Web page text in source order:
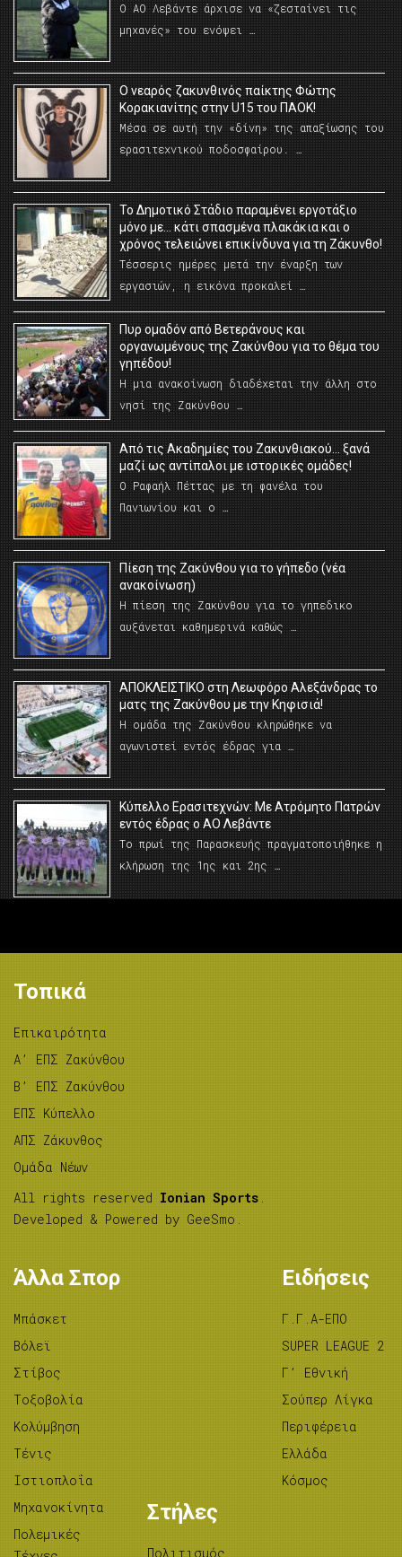
Ο ΑΟ Λεβάντε άρχισε να «ζεσταίνει τις
μηχανές» του ενόψει …
O νεαρός ζακυνθινός παίκτης Φώτης
Κορακιανίτης στην U15 του ΠΑΟΚ!
Μέσα σε αυτή την «δίνη» της απαξίωσης του
ερασιτεχνικού ποδοσφαίρου. …
Το Δημοτικό Στάδιο παραμένει εργοτάξιο
μόνο με… κάτι σπασμένα πλακάκια και ο
χρόνος τελειώνει επικίνδυνα για τη Ζάκυνθο!
Τέσσερις ημέρες μετά την έναρξη των
εργασιών, η εικόνα προκαλεί …
Πυρ ομαδόν από Βετεράνους και
οργανωμένους της Ζακύνθου για το θέμα του
γηπέδου!
Η μια ανακοίνωση διαδέχεται την άλλη στο
νησί της Ζακύνθου …
Από τις Ακαδημίες του Ζακυνθιακού… ξανά
μαζί ως αντίπαλοι με ιστορικές ομάδες!
Ο Ραφαήλ Πέττας με τη φανέλα του
Πανιωνίου και ο …
Πίεση της Ζακύνθου για το γήπεδο (νέα
ανακοίνωση)
Η πίεση της Ζακύνθου για το γηπεδικο
αυξάνεται καθημερινά καθώς …
AΠΟΚΛΕΙΣΤΙΚΟ στη Λεωφόρο Αλεξάνδρας το
ματς της Ζακύνθου με την Κηφισιά!
Η ομάδα της Ζακύνθου κληρώθηκε να
αγωνιστεί εντός έδρας για …
Κύπελλο Ερασιτεχνών: Με Ατρόμητο Πατρών
εντός έδρας ο ΑΟ Λεβάντε
Το πρωί της Παρασκευής πραγματοποιήθηκε η
κλήρωση της 1ης και 2ης …
Τοπικά
Επικαιρότητα
A’ ΕΠΣ Ζακύνθου
B’ ΕΠΣ Ζακύνθου
ΕΠΣ Κύπελλο
ΑΠΣ Ζάκυνθος
Ομάδα Νέων
All rights reserved Ionian Sports .
Developed & Powered by GeeSmo .
Άλλα Σπορ
Μπάσκετ
Βόλεϊ
Στίβος
Tοξοβολία
Κολύμβηση
Τένις
Ιστιοπλοΐα
Μηχανοκίνητα
Πολεμικές
Ειδήσεις
Γ.Γ.Α-ΕΠΟ
SUPER LEAGUE 2
Γ’ Εθνική
Σούπερ Λίγκα
Περιφέρεια
Ελλάδα
Κόσμος
Στήλες
Πολιτισμός